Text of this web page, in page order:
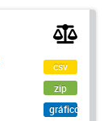
csv
zip
gráfico